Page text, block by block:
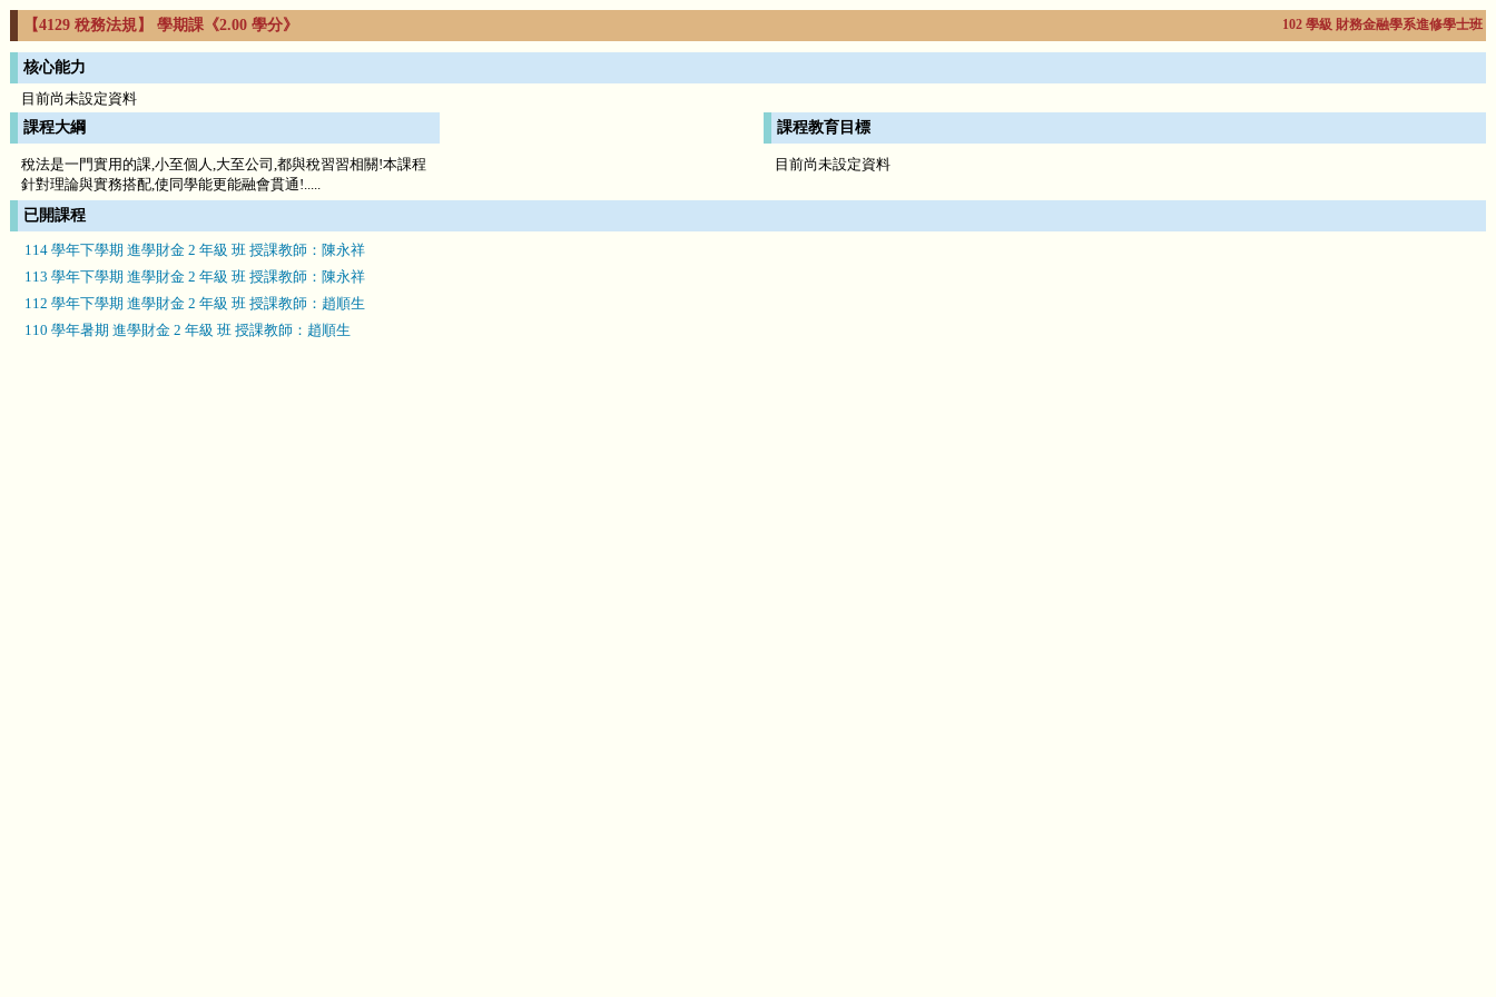
【4129 稅務法規】 學期課《2.00 學分》 102 學級 財務金融學系進修學士班
核心能力
目前尚未設定資料
課程大綱
課程教育目標
稅法是一門實用的課,小至個人,大至公司,都與稅習習相關!本課程
針對理論與實務搭配,使同學能更能融會貫通!.....
目前尚未設定資料
已開課程
114 學年下學期 進學財金 2 年級 班 授課教師：陳永祥
113 學年下學期 進學財金 2 年級 班 授課教師：陳永祥
112 學年下學期 進學財金 2 年級 班 授課教師：趙順生
110 學年暑期 進學財金 2 年級 班 授課教師：趙順生